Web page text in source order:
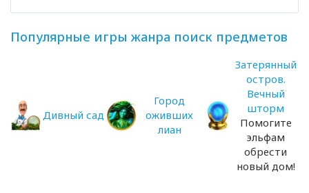
Популярные игры жанра поиск предметов
Дивный сад
Город
оживших
лиан
Затерянный
остров.
Вечный
шторм
Помогите
эльфам
обрести
новый дом!